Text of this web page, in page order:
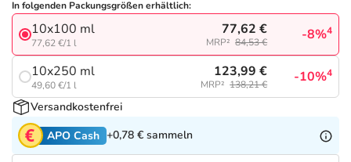
Tierapotheke
Vitamine & Mineralstoffe
Marken
Salus Deals
In folgenden Packungsgrößen erhältlich:
10x100 ml
77,62 €/1 l
77,62 €
MRP² 84,53 € -8%4
10x250 ml
49,60 €/1 l
123,99 €
MRP² 138,21 € -10%4
Versandkostenfrei
APO Cash +0,78 € sammeln